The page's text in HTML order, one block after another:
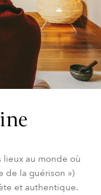
lieux au monde où
de la guérison »)
et authentique.